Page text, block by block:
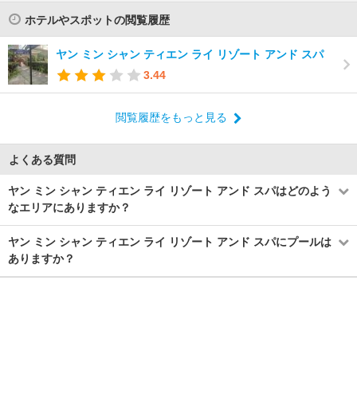
ホテルやスポットの閲覧履歴
ヤン ミン シャン ティエン ライ リゾート アンド スパ
3.44
閲覧履歴をもっと見る
よくある質問
ヤン ミン シャン ティエン ライ リゾート アンド スパはどのよう
なエリアにありますか？
ヤン ミン シャン ティエン ライ リゾート アンド スパにプールは
ありますか？